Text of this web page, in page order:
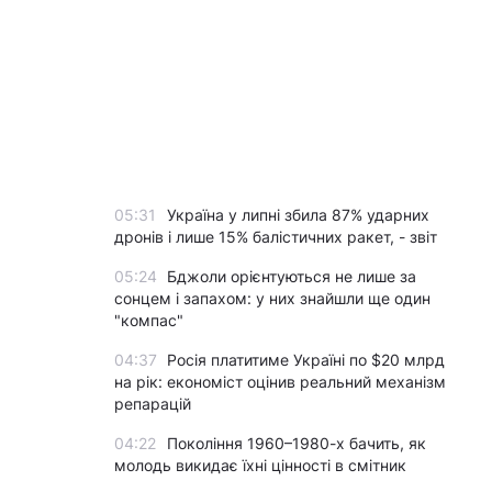
05:31
Україна у липні збила 87% ударних
дронів і лише 15% балістичних ракет, - звіт
05:24
Бджоли орієнтуються не лише за
сонцем і запахом: у них знайшли ще один
"компас"
04:37
Росія платитиме Україні по $20 млрд
на рік: економіст оцінив реальний механізм
репарацій
04:22
Покоління 1960–1980-х бачить, як
молодь викидає їхні цінності в смітник